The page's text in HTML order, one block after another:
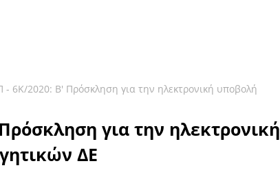
- 6Κ/2020: B' Πρόσκληση για την ηλεκτρονική υποβολή
για την ηλεκτρονική
ΔΕ